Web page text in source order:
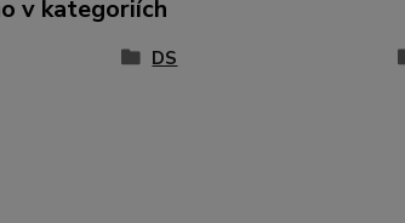
v kategoriích
DS